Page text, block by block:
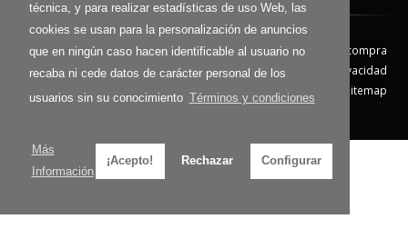
técnica, y para realizar estadísticas de uso Web, las
cookies se usan para la personalización de anuncios
que en ningún caso hacen identificable al usuario no
recaba ni cede datos de carácter personal de los
usuarios sin su conocimiento Términos y condiciones
Más
Información
¡Acepto! Rechazar Configurar
Contacto Aviso Legal
Condiciones de compra
Política de envíos
Política de devolución
Política de Privacidad
Política de Cookies
Sitemap